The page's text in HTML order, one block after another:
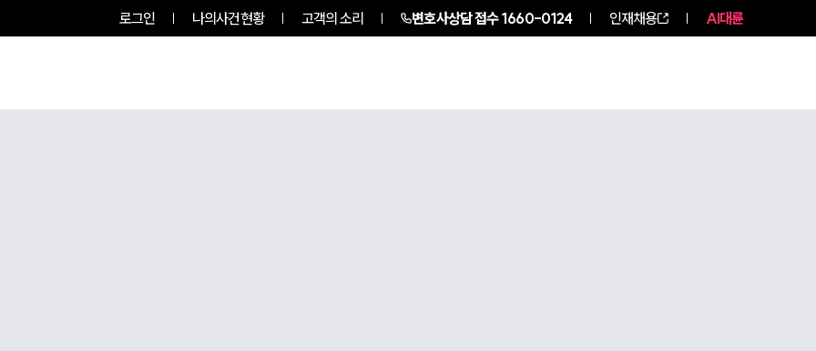
로그인 나의사건현황 고객의 소리 변호사상담 접수1660-0124 인재채용 AI대륜